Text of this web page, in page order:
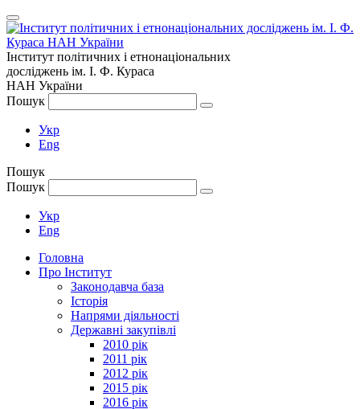
Інститут політичних і етнонаціональних
досліджень ім. І. Ф. Кураса
НАН України
Пошук
Укр
Eng
Пошук
Пошук
Укр
Eng
Головна
Про Інститут
Законодавча база
Історія
Напрями діяльності
Державні закупівлі
2010 рік
2011 рік
2012 рік
2015 рік
2016 рік